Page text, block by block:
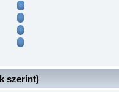
szerint)